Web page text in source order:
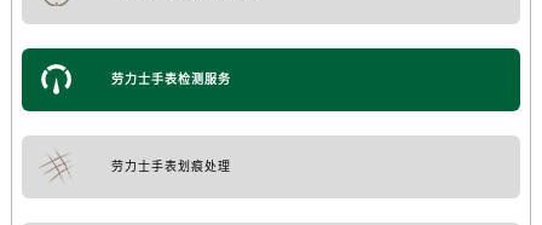
劳力士手表检测服务
劳力士手表划痕处理